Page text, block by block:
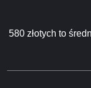
580 złotych to